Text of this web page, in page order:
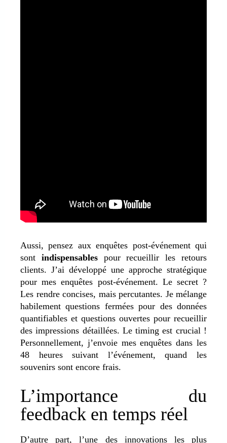
Aussi, pensez aux enquêtes post-événement qui
sont indispensablespour recueillir les retours
clients. J’ai développé une approche stratégique
pour mes enquêtes post-événement. Le secret ?
Les rendre concises, mais percutantes. Je mélange
habilement questions fermées pour des données
quantifiables et questions ouvertes pour recueillir
des impressions détaillées. Le timing est crucial !
Personnellement, j’envoie mes enquêtes dans les
48 heures suivant l’événement, quand les
souvenirs sont encore frais.
L’importance du
feedback en temps réel
D’autre part, l’une des innovations les plus